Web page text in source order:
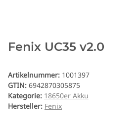
Fenix UC35 v2.0
Artikelnummer: 1001397
GTIN: 6942870305875
Kategorie: 18650er Akku
Hersteller: Fenix